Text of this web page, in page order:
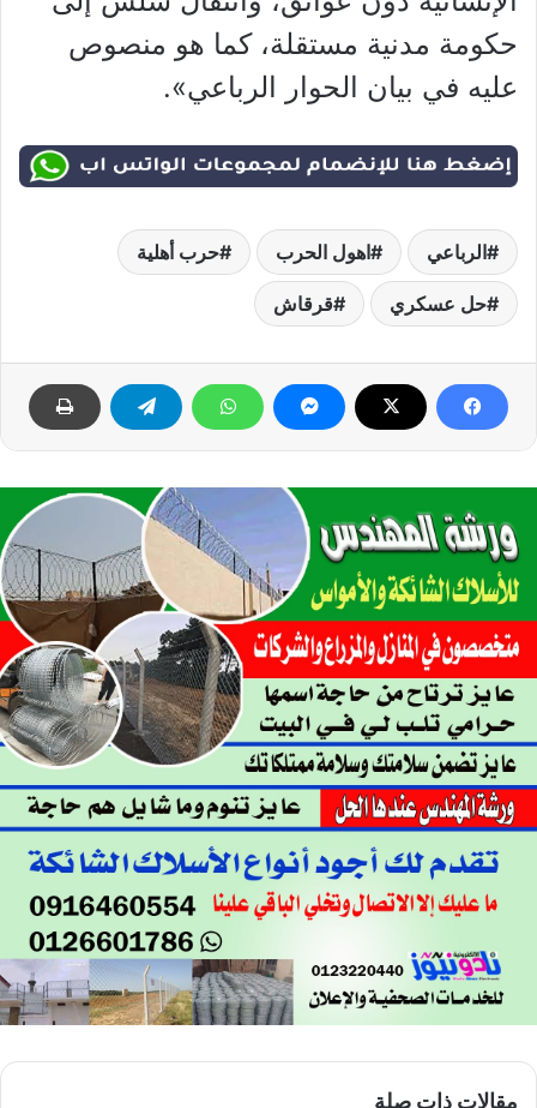
حكومة مدنية مستقلة، كما هو منصوص
عليه في بيان الحوار الرباعي».
الرباعي اهول الحرب حرب أهلية
حل عسكري قرقاش
مقالات ذات صلة